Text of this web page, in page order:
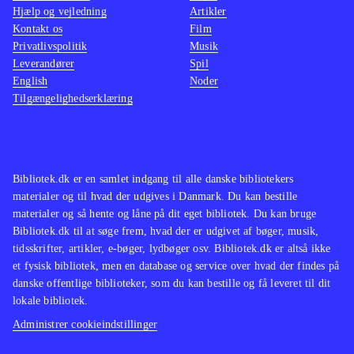
Haruki Murakamis
Hardboiled
wonderland og verdens endeJonathan
Strange & Mr. Norrell
har samme
stemning af et indenfor, der er også
er et udenfor og føles labyrintisk.
allegorier Jonathan Strange & Mr.
NorrellHaruki Murakamis Hardboiled
wonderland og verdens ende har
samme stemning af et indenfor, der
er også er et udenfor og føles
labyrintisk. Her varer det også længe
inden man forstår, og den er ligeledes
fyldt med allegorier
Bibliotek.dk er en samlet indgang til alle danske bibliotekers
materialer og til hvad der udgives i Danmark. Du kan bestille
materialer og så hente og låne på dit eget bibliotek. Du kan bruge
Bibliotek.dk til at søge frem, hvad der er udgivet af bøger, musik,
tidsskrifter, artikler, e-bøger, lydbøger osv. Bibliotek.dk er altså ikke
et fysisk bibliotek, men en database og service over hvad der findes på
danske offentlige biblioteker, som du kan bestille og få leveret til dit
lokale bibliotek.
Administrer cookieindstillinger
Hjælp og vejledning
Kontakt os
Privatlivspolitik
Leverandører
English
Tilgængelighedserklæring
Artikler
Film
Musik
Spil
Noder